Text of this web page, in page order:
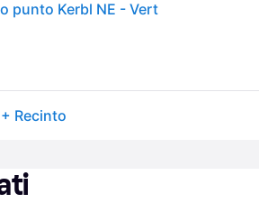
punto Kerbl NE - Vert
Recinto